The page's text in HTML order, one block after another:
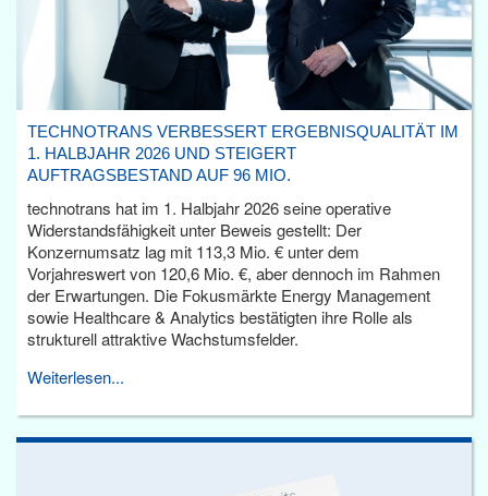
TECHNOTRANS VERBESSERT ERGEBNISQUALITÄT IM
1. HALBJAHR 2026 UND STEIGERT
AUFTRAGSBESTAND AUF 96 MIO.
technotrans hat im 1. Halbjahr 2026 seine operative
Widerstandsfähigkeit unter Beweis gestellt: Der
Konzernumsatz lag mit 113,3 Mio. € unter dem
Vorjahreswert von 120,6 Mio. €, aber dennoch im Rahmen
der Erwartungen. Die Fokusmärkte Energy Management
sowie Healthcare & Analytics bestätigten ihre Rolle als
strukturell attraktive Wachstumsfelder.
Weiterlesen...